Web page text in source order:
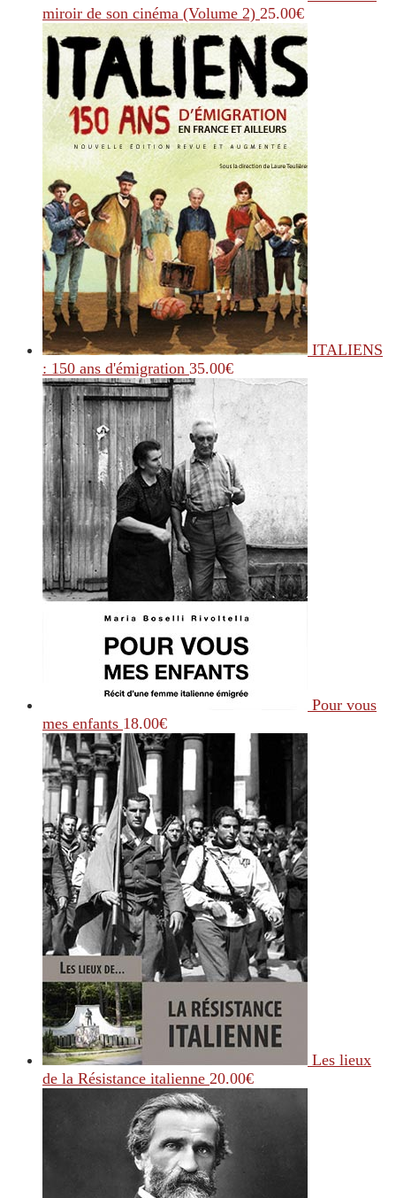
miroir de son cinéma (Volume 2) 25.00€
ITALIENS
: 150 ans d'émigration 35.00€
Pour vous
mes enfants 18.00€
Les lieux
de la Résistance italienne 20.00€